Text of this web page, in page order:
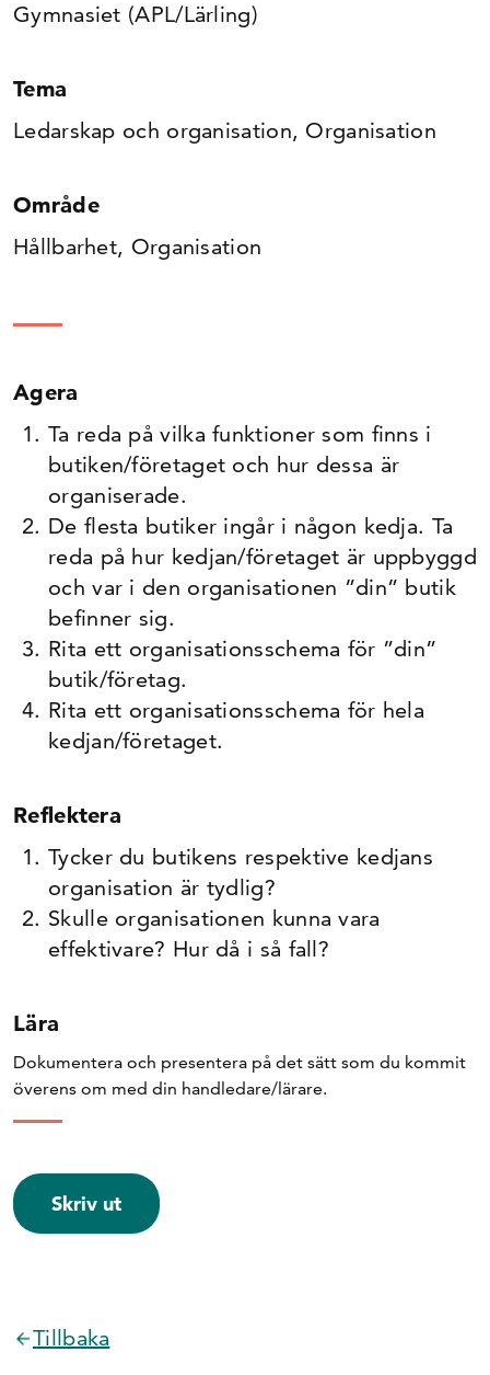
Gymnasiet (APL/Lärling)
Tema
Ledarskap och organisation, Organisation
Område
Hållbarhet, Organisation
Agera
Ta reda på vilka funktioner som finns i
butiken/företaget och hur dessa är
organiserade.
De flesta butiker ingår i någon kedja. Ta
reda på hur kedjan/företaget är uppbyggd
och var i den organisationen ”din” butik
befinner sig.
Rita ett organisationsschema för ”din”
butik/företag.
Rita ett organisationsschema för hela
kedjan/företaget.
Reflektera
Tycker du butikens respektive kedjans
organisation är tydlig?
Skulle organisationen kunna vara
effektivare? Hur då i så fall?
Lära
Dokumentera och presentera på det sätt som du kommit
överens om med din handledare/lärare.
Skriv ut
Tillbaka